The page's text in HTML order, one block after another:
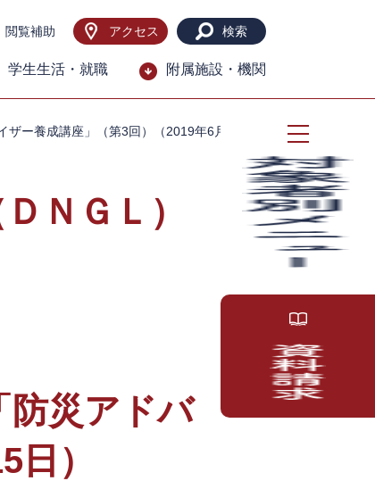
閲覧補助 アクセス 検索
学生生活・就職 附属施設・機関
ザー養成講座」（第3回）（2019年6月15日）
ＮＧＬ）
防災アドバ
）